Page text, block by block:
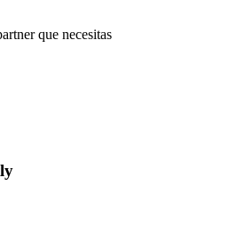
que necesitas